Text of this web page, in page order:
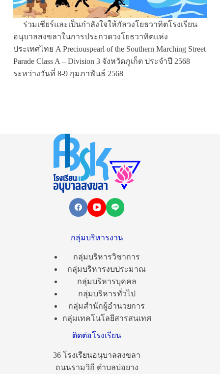
ร่วมเชียร์และเป็นกำลังใจให้กัลวงโยธวาทิตโรงเรียน
อนุบาลสงขลาในการประกวดวงโยธวาทิตแห่ง
ประเทศไทย A Preciouspearl of the Southern Marching Street
Parade Class A – Division 3 จังหวัดภูเก็ต ประจำปี 2568
ระหว่างวันที่ 8-9 กุมภาพันธ์ 2568
กลุ่มบริหารงาน
กลุ่มบริหารวิชาการ
กลุ่มบริหารงบประมาณ
กลุ่มบริหารบุคคล
กลุ่มบริหารทั่วไป
กลุ่มสำนักผู้อำนวยการ
กลุ่มเทคโนโลยีสารสนเทศ
ติดต่อโรงเรียน
36 โรงเรียนอนุบาลสงขลา
ถนนรามวิถี ตำบลบ่อยาง